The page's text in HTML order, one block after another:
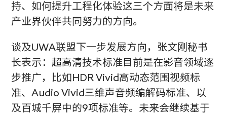
持、如何提升工程化体验这三个方面将是未来
产业界伙伴共同努力的方向。
谈及UWA联盟下一步发展方向，张文刚秘书
长表示：超高清技术标准目前是在影音领域逐
步推广，比如HDR Vivid高动态范围视频标
准、Audio Vivid三维声音频编解码标准、以
及百城千屏中的9项标准等。未来会继续基于